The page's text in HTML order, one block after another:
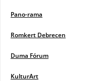
Pano-rama
Romkert Debrecen
Duma Fórum
KulturArt